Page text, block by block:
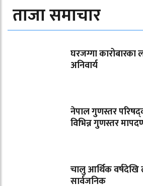
ताजा समाचार
घरजग्गा कारोबारका
अनिवार्य
नेपाल गुणस्तर
विभिन्न गुणस्तर
चालु आर्थिक
सार्वजनिक